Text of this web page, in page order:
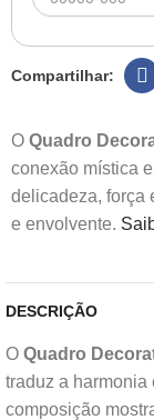
O Quadro
conexão mística
delicadeza, força
e envolvente.
DESCRIÇÃO
O Quadro
traduz a harmonia
composição